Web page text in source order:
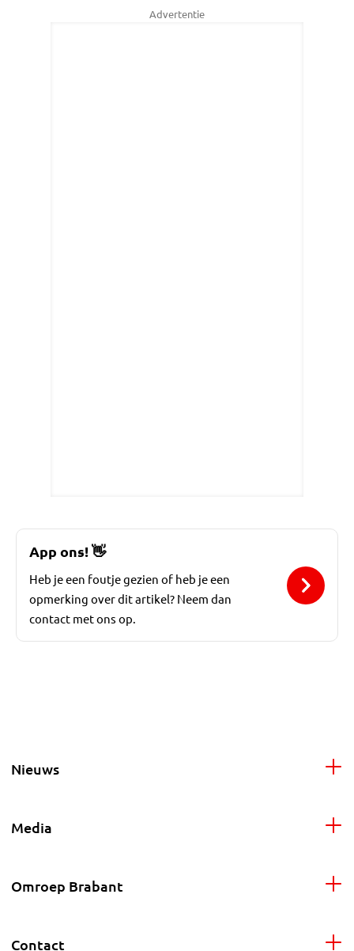
Advertentie
App ons!👋
Heb je een foutje gezien of heb je een
opmerking over dit artikel? Neem dan
contact met ons op.
Nieuws
Media
Omroep Brabant
Contact